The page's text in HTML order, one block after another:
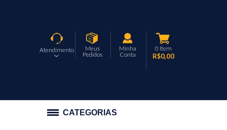
Atendimento
Meus
Pedidos
Minha
Conta
0 Item
R$0,00
CATEGORIAS